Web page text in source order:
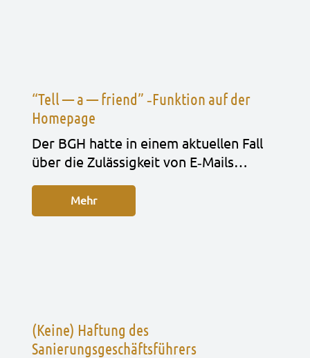
“Tell — a — friend” ‑Funktion auf der
Homepage
Der BGH hatte in einem aktu­el­len Fall
über die Zuläs­sig­keit von E‑Mails…
Mehr
(Keine) Haftung des
Sanierungsgeschäftsführers